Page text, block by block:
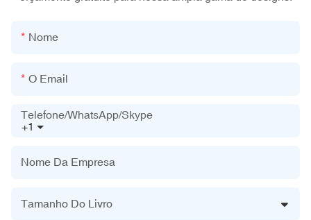
Nome
O Email
+1
Telefone/WhatsApp/Skype
Nome Da Empresa
Tamanho Do Livro